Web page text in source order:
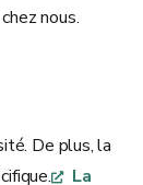
nous.
De plus, la
La